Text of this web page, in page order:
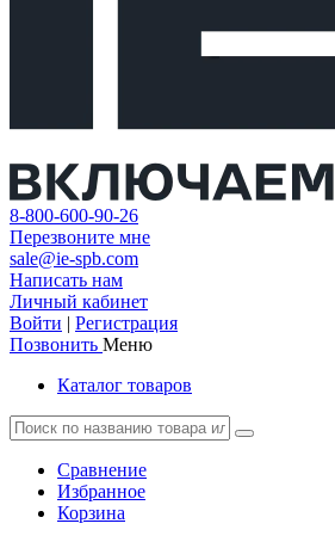
8-800-600-90-26
Перезвоните мне
sale@ie-spb.com
Написать нам
Личный кабинет
Войти | Регистрация
Позвонить Меню
Каталог товаров
Сравнение
Избранное
Корзина